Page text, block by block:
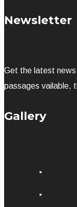
Newsletter
Get the latest
passages vailable,
Gallery